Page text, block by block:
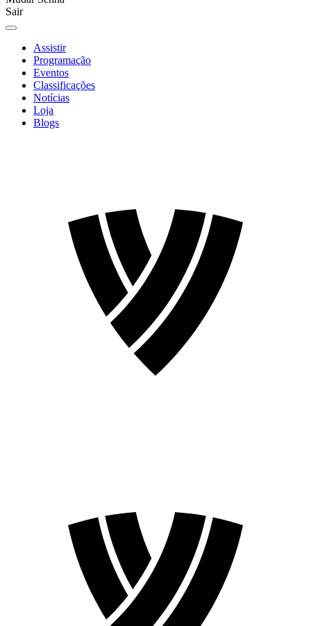
Sair
Assistir
Programação
Eventos
Classificações
Notícias
Loja
Blogs